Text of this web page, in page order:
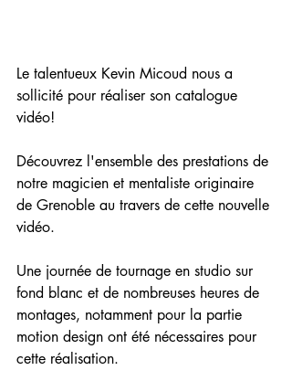
Le talentueux Kevin Micoud nous a
sollicité pour réaliser son catalogue
vidéo!
Découvrez l'ensemble des prestations de
notre magicien et mentaliste originaire
de Grenoble au travers de cette nouvelle
vidéo.
Une journée de tournage en studio sur
fond blanc et de nombreuses heures de
montages, notamment pour la partie
motion design ont été nécessaires pour
cette réalisation.